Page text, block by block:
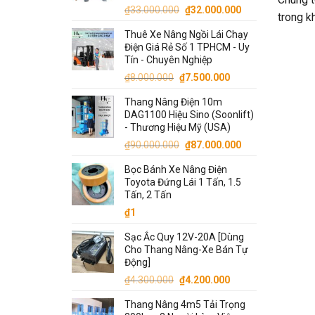
₫33.000.000 Giá
là:
₫33.000.000.
₫32.000.000Giá
tại
là:
Thuê Xe Nâng Ngồi Lái Chạy
Điện Giá Rẻ Số 1 TPHCM - Uy
Tín - Chuyên Nghiệp
₫8.000.000 Giá
là:
₫8.000.000.
₫7.500.000Giá
là:
₫7.500.000.
Thang Nâng Điện 10m
DAG1100 Hiệu Sino (Soonlift)
- Thương Hiệu Mỹ (USA)
₫90.000.000 Giá
là:
₫90.000.000.
₫87.000.000Giá
Bọc Bánh Xe Nâng Điện
Toyota Đứng Lái 1 Tấn, 1.5
Tấn, 2 Tấn
₫1
Sạc Ắc Quy 12V-20A [Dùng
Cho Thang Nâng-Xe Bán Tự
Động]
₫4.300.000 Giá
là:
₫4.200.000Giá
tại
Thang Nâng 4m5 Tải Trọng
trong